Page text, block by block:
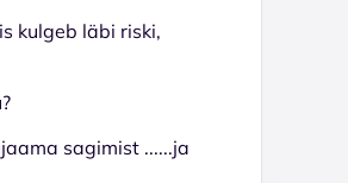
kulgeb läbi riski,
sagimist ......ja